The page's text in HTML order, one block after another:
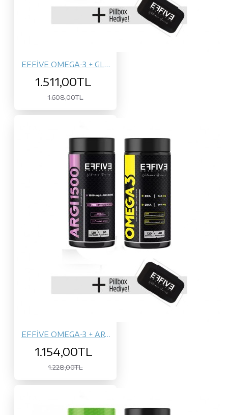
EFFİVE OMEGA-3 + GLUCOSAMİNE
1.511,00TL
1.608,00TL
EFFİVE OMEGA-3 + ARGI1500
1.154,00TL
1.228,00TL